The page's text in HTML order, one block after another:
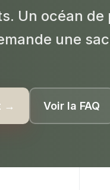
Un océan de
une
→ Voir la FAQ